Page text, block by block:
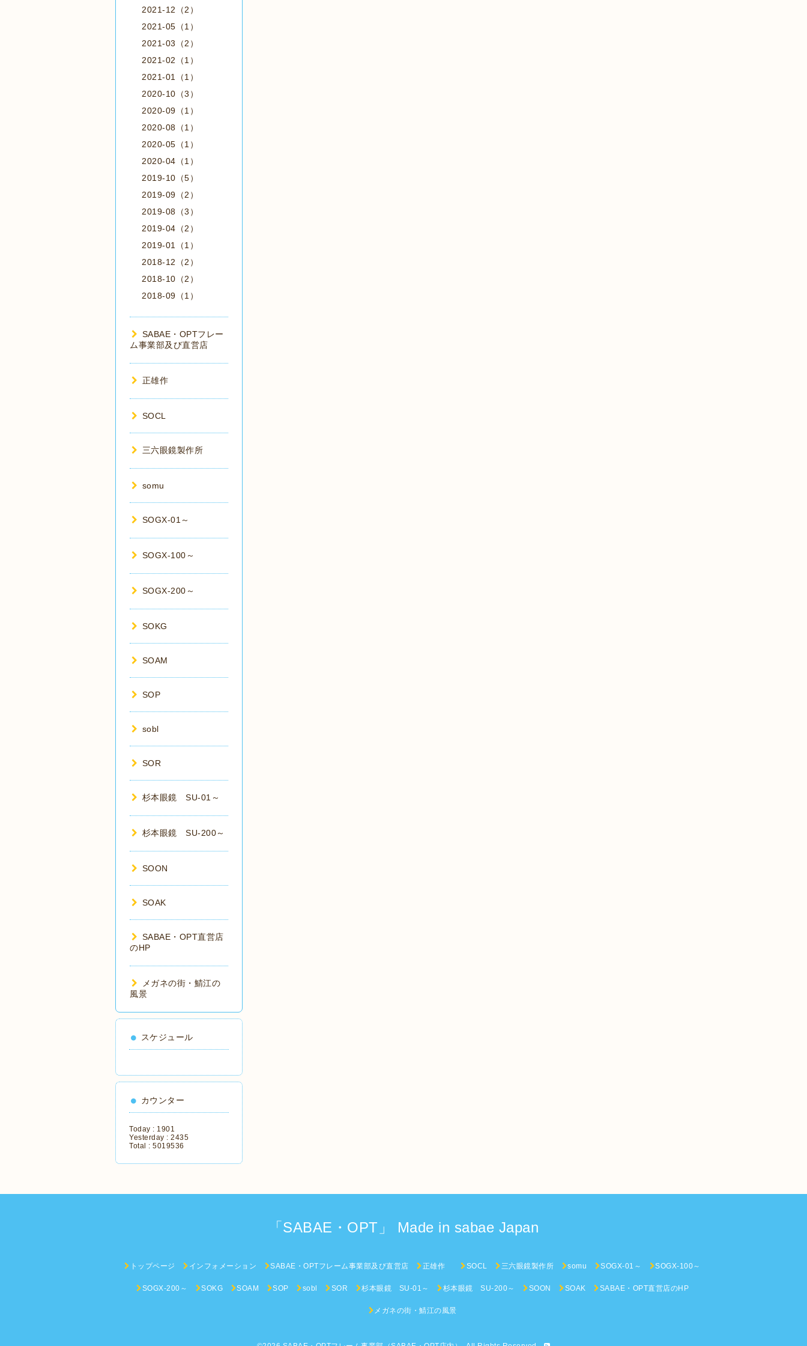
2021-12（2）
2021-05（1）
2021-03（2）
2021-02（1）
2021-01（1）
2020-10（3）
2020-09（1）
2020-08（1）
2020-05（1）
2020-04（1）
2019-10（5）
2019-09（2）
2019-08（3）
2019-04（2）
2019-01（1）
2018-12（2）
2018-10（2）
2018-09（1）
SABAE・OPTフレー
ム事業部及び直営店
正雄作
SOCL
三六眼鏡製作所
somu
SOGX-01～
SOGX-100～
SOGX-200～
SOKG
SOAM
SOP
sobl
SOR
杉本眼鏡 SU-01～
杉本眼鏡 SU-200～
SOON
SOAK
SABAE・OPT直営店
のHP
メガネの街・鯖江の
風景
スケジュール
カウンター
Today : 1901
Yesterday : 2435
Total : 5019536
「SABAE・OPT」 Made in sabae Japan
トップページ インフォメーション SABAE・OPTフレーム事業部及び直営店 正雄作 SOCL 三六眼鏡製作所 somu SOGX-01～ SOGX-100～
SOGX-200～ SOKG SOAM SOP sobl SOR 杉本眼鏡 SU-01～ 杉本眼鏡 SU-200～ SOON SOAK SABAE・OPT直営店のHP
メガネの街・鯖江の風景